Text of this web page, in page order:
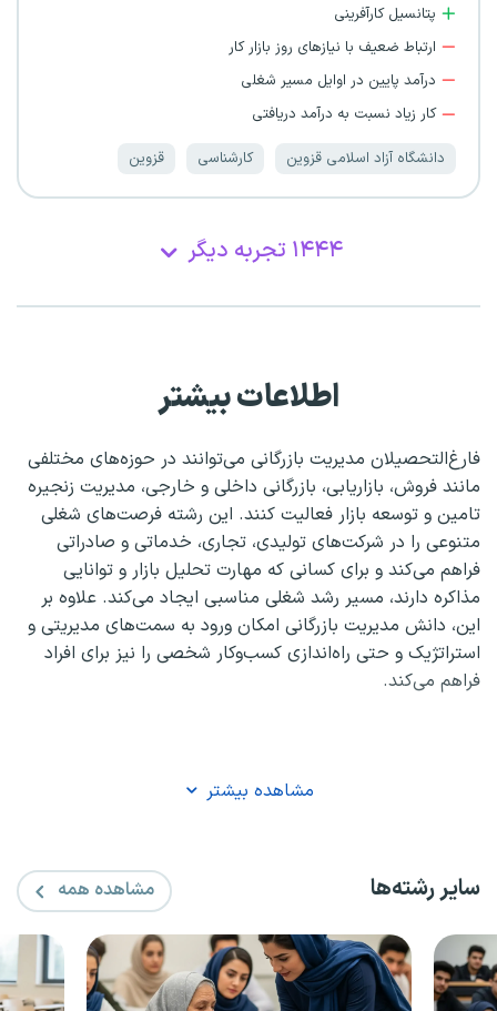
پتانسیل کارآفرینی
ارتباط ضعیف با نیازهای روز بازار کار
درآمد پایین در اوایل مسیر شغلی
کار زیاد نسبت به درآمد دریافتی
دانشگاه آزاد اسلامی قزوین
کارشناسی قزوین
۱۴۴۴ تجربه دیگر
اطلاعات بیشتر
فارغ‌التحصیلان مدیریت بازرگانی می‌توانند در حوزه‌های مختلفی
مانند فروش، بازاریابی، بازرگانی داخلی و خارجی، مدیریت زنجیره
تامین و توسعه بازار فعالیت کنند. این رشته فرصت‌های شغلی
متنوعی را در شرکت‌های تولیدی، تجاری، خدماتی و صادراتی
فراهم می‌کند و برای کسانی که مهارت تحلیل بازار و توانایی
مذاکره دارند، مسیر رشد شغلی مناسبی ایجاد می‌کند. علاوه بر
این، دانش مدیریت بازرگانی امکان ورود به سمت‌های مدیریتی و
استراتژیک و حتی راه‌اندازی کسب‌وکار شخصی را نیز برای افراد
فراهم می‌کند.
مشاهده بیشتر
سایر رشته‌ها مشاهده همه